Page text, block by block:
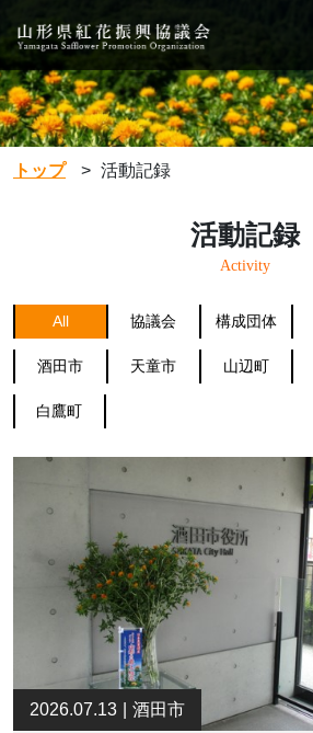
トップ > 活動記録
活動記録
Activity
All 協議会 構成団体
酒田市 天童市 山辺町
白鷹町
2026.07.13 酒田市